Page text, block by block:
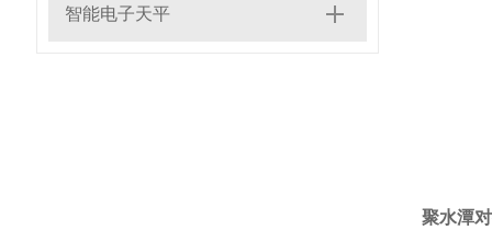
智能电子天平
聚水潭